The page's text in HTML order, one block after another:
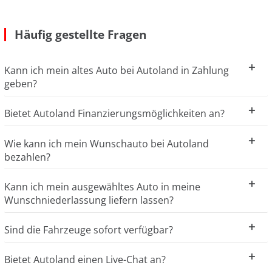
Häufig gestellte Fragen
Kann ich mein altes Auto bei Autoland in Zahlung
geben?
Bietet Autoland Finanzierungsmöglichkeiten an?
Wie kann ich mein Wunschauto bei Autoland
bezahlen?
Kann ich mein ausgewähltes Auto in meine
Wunschniederlassung liefern lassen?
Sind die Fahrzeuge sofort verfügbar?
Bietet Autoland einen Live-Chat an?